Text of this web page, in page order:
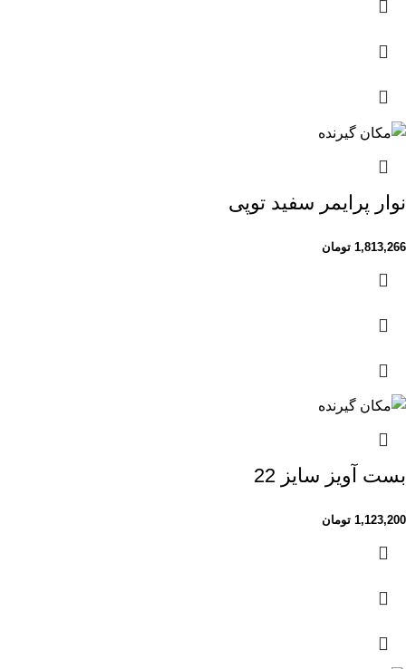
نوار پرایمر سفید توپی
1,813,266 تومان
بست آویز سایز 22
1,123,200 تومان